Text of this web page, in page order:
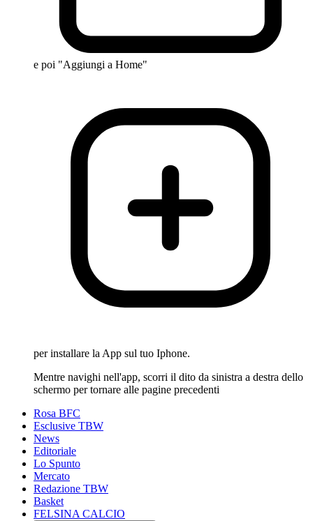
e poi "Aggiungi a Home"
per installare la App sul tuo Iphone.
Mentre navighi nell'app, scorri il dito da sinistra a destra dello
schermo per tornare alle pagine precedenti
Rosa BFC
Esclusive TBW
News
Editoriale
Lo Spunto
Mercato
Redazione TBW
Basket
FELSINA CALCIO